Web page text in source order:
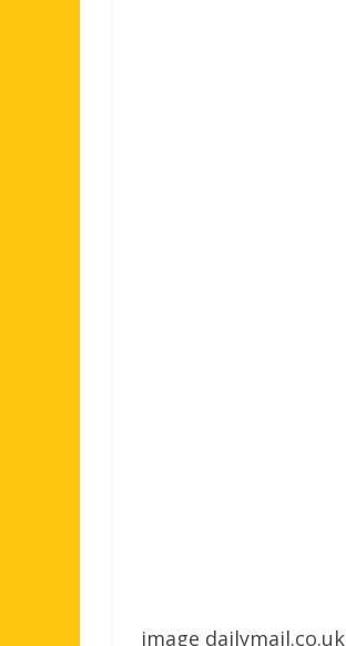
image dailymail.co.uk